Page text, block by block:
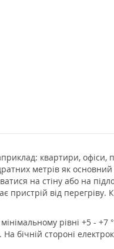
квартири, офіси,
метрів як основний
на стіну або на
від перегріву.
рівні +5 - +7
бічній стороні